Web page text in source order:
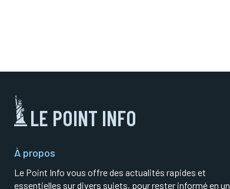
LE POINT INFO
À propos
Le Point Info vous offre des actualités rapides et
essentielles sur divers sujets, pour rester informé en un